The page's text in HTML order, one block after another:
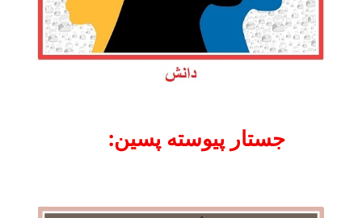
:جستار پیوسته پسین